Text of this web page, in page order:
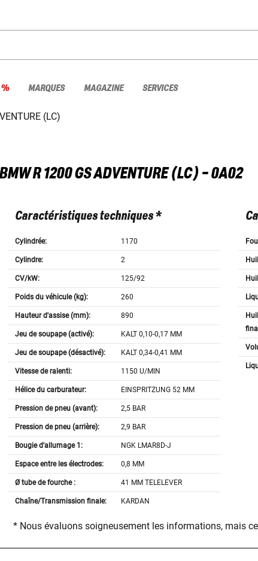
% MARQUES MAGAZINE SERVICES
(LC)
R 1200 GS ADVENTURE (LC) - 0A02
Caractéristiques techniques *
Cylindrée: 1170
Cylindre: 2
CV/kW: 125/92
Poids du véhicule (kg): 260
Hauteur d'assise (mm): 890
Jeu de soupape (activé): KALT 0,10-0,17 MM
Jeu de soupape (désactivé): KALT 0,34-0,41 MM
Vitesse de ralenti: 1150 U/MIN
Hélice du carburateur: EINSPRITZUNG 52 MM
Pression de pneu (avant): 2,5 BAR
Pression de pneu (arrière): 2,9 BAR
Bougie d'allumage 1: NGK LMAR8D-J
Espace entre les électrodes: 0,8 MM
Ø tube de fourche : 41 MM TELELEVER
Chaîne/Transmission finale: KARDAN
* Nous évaluons soigneusement les informations, mais